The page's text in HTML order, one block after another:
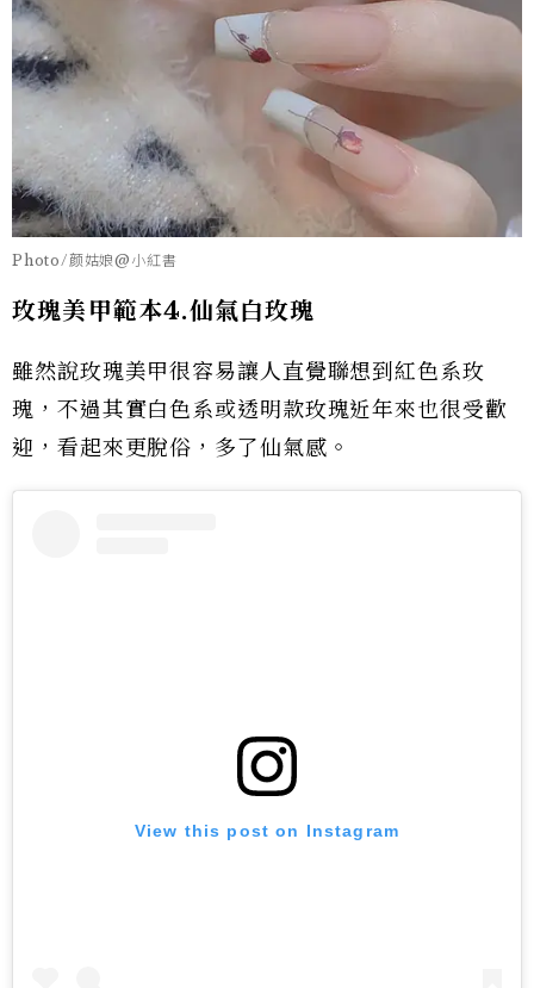
Photo/颜姑娘@小紅書
玫瑰美甲範本4.仙氣白玫瑰
雖然說玫瑰美甲很容易讓人直覺聯想到紅色系玫
瑰，不過其實白色系或透明款玫瑰近年來也很受歡
迎，看起來更脫俗，多了仙氣感。
View this post on Instagram